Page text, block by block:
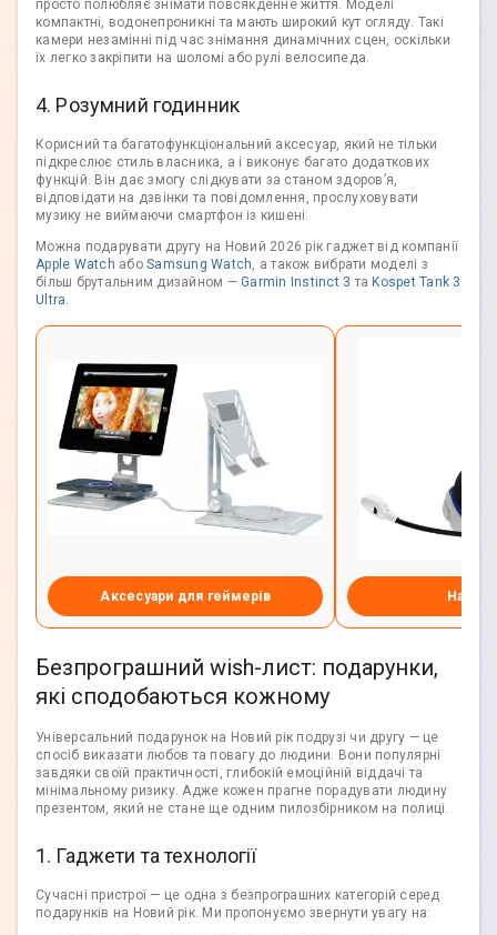
просто полюбляє знімати повсякденне життя. Моделі
компактні, водонепроникні та мають широкий кут огляду. Такі
камери незамінні під час знімання динамічних сцен, оскільки
їх легко закріпити на шоломі або рулі велосипеда.
4. Розумний годинник
Корисний та багатофункціональний аксесуар, який не тільки
підкреслює стиль власника, а і виконує багато додаткових
функцій. Він дає змогу слідкувати за станом здоров’я,
відповідати на дзвінки та повідомлення, прослуховувати
музику не виймаючи смартфон із кишені.
Можна подарувати другу на Новий 2026 рік гаджет від компанії
Apple Watch або Samsung Watch, а також вибрати моделі з
більш брутальним дизайном — Garmin Instinct 3 та Kospet Tank 3
Ultra.
Аксесуари для геймерів
Безпрограшний wish-лист: подарунки,
які сподобаються кожному
Універсальний подарунок на Новий рік подрузі чи другу — це
спосіб виказати любов та повагу до людини. Вони популярні
завдяки своїй практичності, глибокій емоційній віддачі та
мінімальному ризику. Адже кожен прагне порадувати людину
презентом, який не стане ще одним пилозбірником на полиці.
1. Гаджети та технології
Сучасні пристрої — це одна з безпрограшних категорій серед
подарунків на Новий рік. Ми пропонуємо звернути увагу на: